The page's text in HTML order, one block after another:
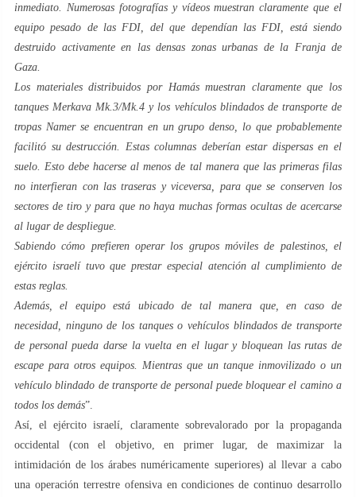
inmediato. Numerosas fotografías y vídeos muestran claramente que el
equipo pesado de las FDI, del que dependían las FDI, está siendo
destruido activamente en las densas zonas urbanas de la Franja de
Gaza.
Los materiales distribuidos por Hamás muestran claramente que los
tanques Merkava Mk.3/Mk.4 y los vehículos blindados de transporte de
tropas Namer se encuentran en un grupo denso, lo que probablemente
facilitó su destrucción. Estas columnas deberían estar dispersas en el
suelo. Esto debe hacerse al menos de tal manera que las primeras filas
no interfieran con las traseras y viceversa, para que se conserven los
sectores de tiro y para que no haya muchas formas ocultas de acercarse
al lugar de despliegue.
Sabiendo cómo prefieren operar los grupos móviles de palestinos, el
ejército israelí tuvo que prestar especial atención al cumplimiento de
estas reglas.
Además, el equipo está ubicado de tal manera que, en caso de
necesidad, ninguno de los tanques o vehículos blindados de transporte
de personal pueda darse la vuelta en el lugar y bloquean las rutas de
escape para otros equipos. Mientras que un tanque inmovilizado o un
vehículo blindado de transporte de personal puede bloquear el camino a
todos los demás”.
Así, el ejército israelí, claramente sobrevalorado por la propaganda
occidental (con el objetivo, en primer lugar, de maximizar la
intimidación de los árabes numéricamente superiores) al llevar a cabo
una operación terrestre ofensiva en condiciones de continuo desarrollo